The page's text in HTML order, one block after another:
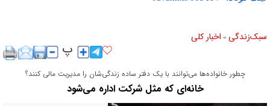
سبک‌زندگی » اخبار کلی
چطور خانواده‌ها می‌توانند با یک دفتر ساده زندگی‌شان را مدیریت مالی کنند؟
خانه‌ای که مثل شرکت اداره می‌شود